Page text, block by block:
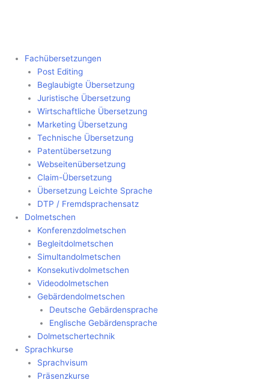
Fachübersetzungen
Post Editing
Beglaubigte Übersetzung
Juristische Übersetzung
Wirtschaftliche Übersetzung
Marketing Übersetzung
Technische Übersetzung
Patentübersetzung
Webseitenübersetzung
Claim-Übersetzung
Übersetzung Leichte Sprache
DTP / Fremdsprachensatz
Dolmetschen
Konferenzdolmetschen
Begleitdolmetschen
Simultandolmetschen
Konsekutivdolmetschen
Videodolmetschen
Gebärdendolmetschen
Deutsche Gebärdensprache
Englische Gebärdensprache
Dolmetschertechnik
Sprachkurse
Sprachvisum
Präsenzkurse